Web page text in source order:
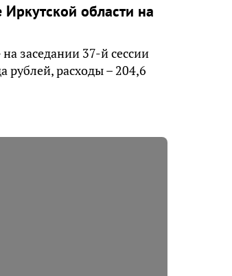
области на
заседании 37-й сессии
рублей, расходы – 204,6